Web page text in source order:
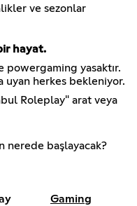
ve sezonlar
hayat.
powergaming yasaktır.
uyan herkes bekleniyor.
Roleplay" arat veya
nerede başlayacak?
Gaming